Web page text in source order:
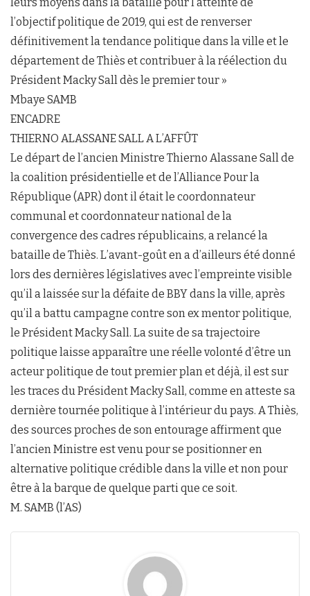
leurs moyens dans la bataille pour l’atteinte de
l’objectif politique de 2019, qui est de renverser
définitivement la tendance politique dans la ville et le
département de Thiès et contribuer à la réélection du
Président Macky Sall dès le premier tour »
Mbaye SAMB
ENCADRE
THIERNO ALASSANE SALL A L’AFFÛT
Le départ de l’ancien Ministre Thierno Alassane Sall de
la coalition présidentielle et de l’Alliance Pour la
République (APR) dont il était le coordonnateur
communal et coordonnateur national de la
convergence des cadres républicains, a relancé la
bataille de Thiès. L’avant-goût en a d’ailleurs été donné
lors des dernières législatives avec l’empreinte visible
qu’il a laissée sur la défaite de BBY dans la ville, après
qu’il a battu campagne contre son ex mentor politique,
le Président Macky Sall. La suite de sa trajectoire
politique laisse apparaître une réelle volonté d’être un
acteur politique de tout premier plan et déjà, il est sur
les traces du Président Macky Sall, comme en atteste sa
dernière tournée politique à l’intérieur du pays. A Thiès,
des sources proches de son entourage affirment que
l’ancien Ministre est venu pour se positionner en
alternative politique crédible dans la ville et non pour
être à la barque de quelque parti que ce soit.
M. SAMB (l’AS)